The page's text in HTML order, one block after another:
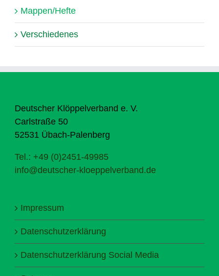
Mappen/Hefte
Verschiedenes
Deutscher Klöppelverband e. V.
Carlstraße 50
52531 Übach-Palenberg
Tel.: +49 (0)2451-49985
info@deutscher-kloeppelverband.de
Impressum
Datenschutzerklärung
Datenschutzerklärung Social Media